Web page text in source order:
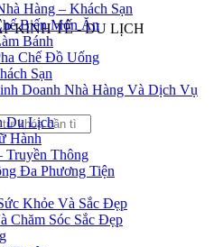
KINH TẾ - DU LỊCH
Hàng – Khách Sạn
Biến Món Ăn
Bánh
Chế Đồ Uống
Sạn
Doanh Nhà Hàng Và Dịch Vụ
Du Lịch
Hành
Truyền Thông
Đa Phương Tiện
Khỏe Và Sắc Đẹp
Chăm Sóc Sắc Đẹp